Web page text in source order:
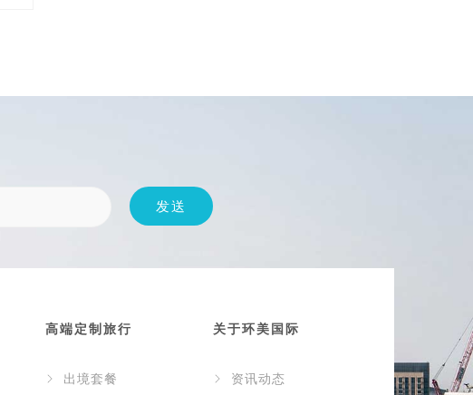
高端定制旅行
出境套餐
关于环美国际
资讯动态